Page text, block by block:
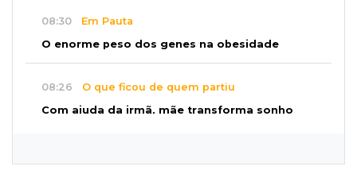
08:30 Em Pauta
O enorme peso dos genes na obesidade
08:26 O que ficou de quem partiu
Com ajuda da irmã, mãe transforma sonho